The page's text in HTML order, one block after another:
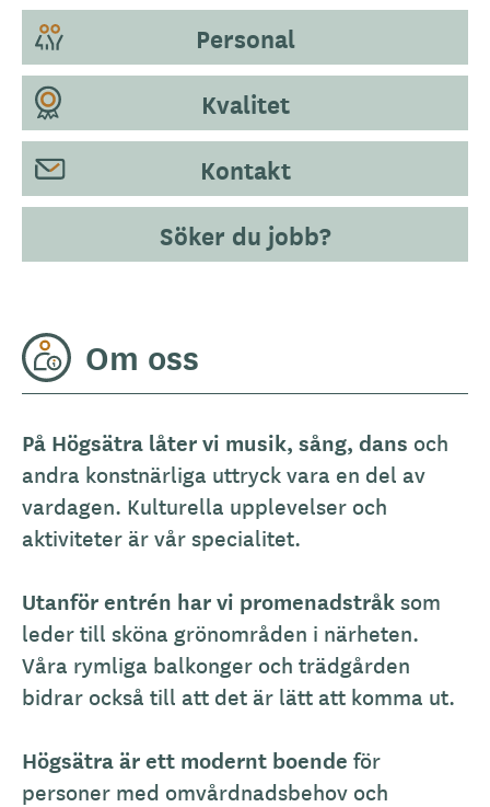
Personal
Kvalitet
Kontakt
Söker du jobb?
Om oss
På Högsätra låter vi musik, sång, dans och
andra konstnärliga uttryck vara en del av
vardagen. Kulturella upplevelser och
aktiviteter är vår specialitet.
Utanför entrén har vi promenadstråksom
leder till sköna grönområden i närheten.
Våra rymliga balkonger och trädgården
bidrar också till att det är lätt att komma ut.
Högsätra är ett modernt boende för
personer med omvårdnadsbehov och